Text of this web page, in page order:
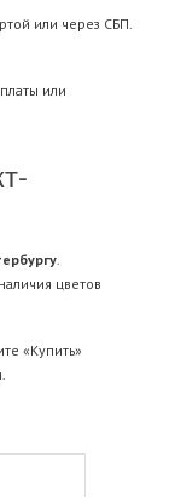
или через СБП.
или
.
цветов
«Купить»
.